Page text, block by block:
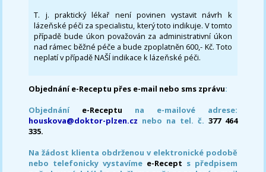
T. j. praktický lékař není povinen vystavit návrh k
lázeňské péči za specialistu, který toto indikuje. V tomto
případě bude úkon považován za administrativní úkon
nad rámec běžné péče a bude zpoplatněn 600,- Kč. Toto
neplatí v případě NAŠÍ indikace k lázeňské péči.
Objednání e-Receptu přes e-mail nebo sms zprávu:
Objednání e-Receptu na e-mailové adrese:
houskova@doktor-plzen.cz nebo na tel. č. 377 464
335.
Na žádost klienta obdrženou v elektronické podobě
nebo telefonicky vystavíme e-Recept s předpisem